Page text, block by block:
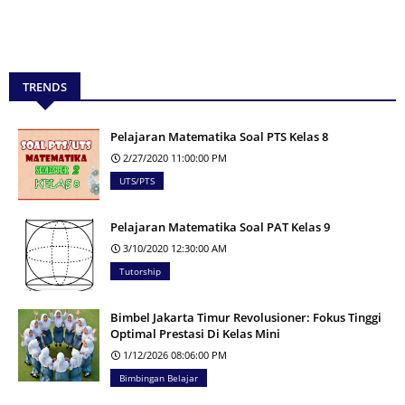
TRENDS
Pelajaran Matematika Soal PTS Kelas 8
2/27/2020 11:00:00 PM
UTS/PTS
Pelajaran Matematika Soal PAT Kelas 9
3/10/2020 12:30:00 AM
Tutorship
Bimbel Jakarta Timur Revolusioner: Fokus Tinggi
Optimal Prestasi Di Kelas Mini
1/12/2026 08:06:00 PM
Bimbingan Belajar